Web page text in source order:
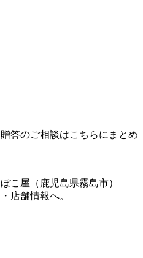
答のご相談はこちらにまとめ
こ屋（鹿児島県霧島市）
店舗情報へ。